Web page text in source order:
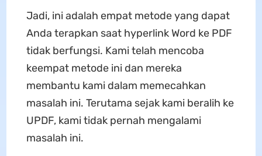
Jadi, ini adalah empat metode yang dapat
Anda terapkan saat hyperlink Word ke PDF
tidak berfungsi. Kami telah mencoba
keempat metode ini dan mereka
membantu kami dalam memecahkan
masalah ini. Terutama sejak kami beralih ke
UPDF, kami tidak pernah mengalami
masalah ini.